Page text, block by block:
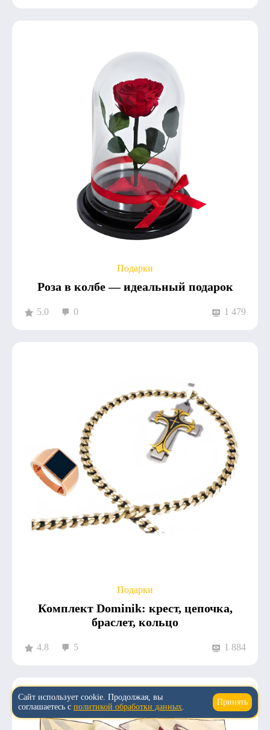
Подарки
Роза в колбе — идеальный подарок
5.0 0 1 479
Подарки
Комплект Dominik: крест, цепочка,
браслет, кольцо
4.8 5 1 884
↑
Сайт использует cookie. Продолжая, вы
соглашаетесь с политикой обработки данных.
Принять